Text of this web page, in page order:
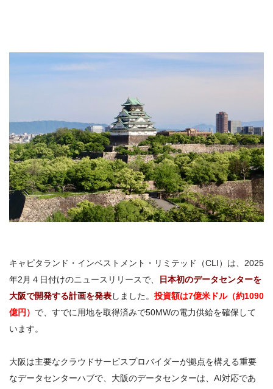
キャピタランド・インベストメント・リミテッド（CLI）は、2025
年2月４日付けのニュースリリースで、
日本初のデータセンターを
大阪で開発する計画を発表しました。 投資額は7億米ドル（約1090
億円） で、すでに用地を取得済みで50MWの電力供給を確保して
います。
大阪は主要なクラウドサービスプロバイダーが拠点を構える重要
なデータセンターハブで、大阪のデータセンターは、AI対応であ